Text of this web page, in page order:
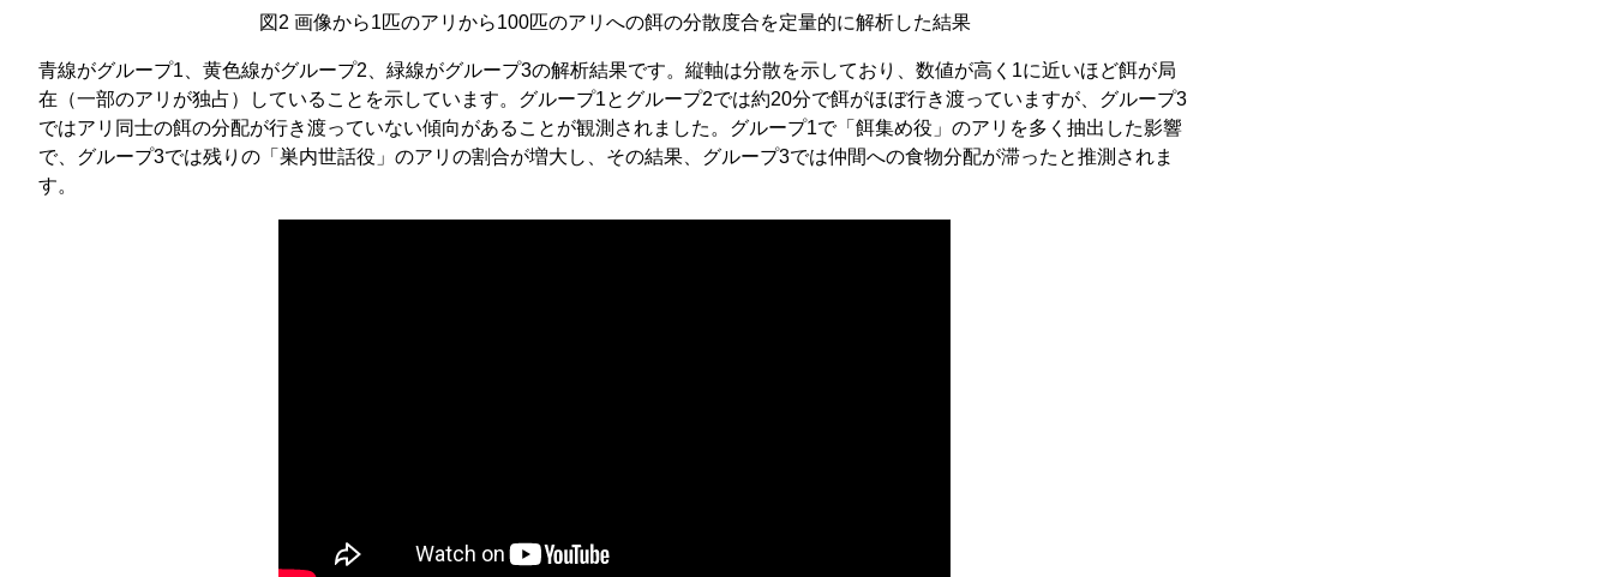
図2 画像から1匹のアリから100匹のアリへの餌の分散度合を定量的に解析した結果
青線がグループ1、黄色線がグループ2、緑線がグループ3の解析結果です。縦軸は分散を示しており、数値が高く1に近いほど餌が局
在（一部のアリが独占）していることを示しています。グループ1とグループ2では約20分で餌がほぼ行き渡っていますが、グループ3
ではアリ同士の餌の分配が行き渡っていない傾向があることが観測されました。グループ1で「餌集め役」のアリを多く抽出した影響
で、グループ3では残りの「巣内世話役」のアリの割合が増大し、その結果、グループ3では仲間への食物分配が滞ったと推測されま
す。